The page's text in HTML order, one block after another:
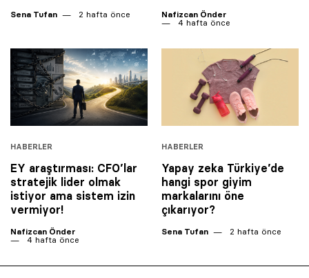
Sena Tufan 2 hafta önce
Nafizcan Önder
4 hafta önce
HABERLER
EY araştırması: CFO’lar
stratejik lider olmak
istiyor ama sistem izin
vermiyor!
Nafizcan Önder
4 hafta önce
HABERLER
Yapay zeka Türkiye’de
hangi spor giyim
markalarını öne
çıkarıyor?
Sena Tufan 2 hafta önce